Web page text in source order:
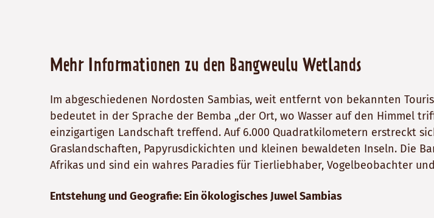
Mehr Informationen zu den Bangweulu Wetlands
Im abgeschiedenen Nordosten Sambias, weit entfernt von bekannten
bedeutet in der Sprache der Bemba „der Ort, wo Wasser auf den Himmel
einzigartigen Landschaft treffend. Auf 6.000 Quadratkilometern erstreckt
Graslandschaften, Papyrusdickichten und kleinen bewaldeten Inseln. Die
Afrikas und sind ein wahres Paradies für Tierliebhaber, Vogelbeobachter
Entstehung und Geografie: Ein ökologisches Juwel Sambias